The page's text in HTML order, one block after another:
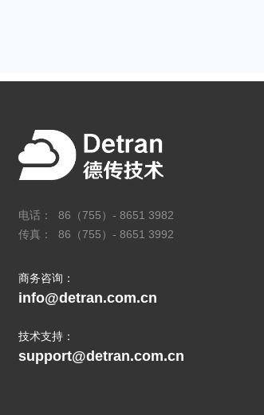
电话： 86（755）- 8651 3982
传真： 86（755）- 8651 3992
商务咨询：
info@detran.com.cn
技术支持：
support@detran.com.cn